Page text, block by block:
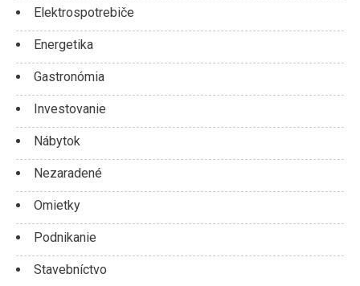
Elektrospotrebiče
Energetika
Gastronómia
Investovanie
Nábytok
Nezaradené
Omietky
Podnikanie
Stavebníctvo